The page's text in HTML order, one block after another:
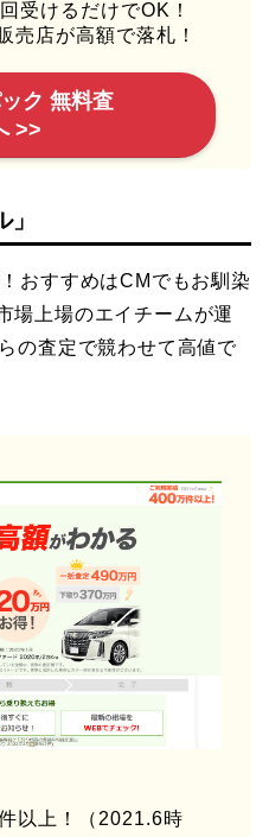
受けるだけでOK！
売店が高額で落札！
ク 無料査
>>
おすすめはCMでもお馴染
場上場のエイチームが運
の査定で競わせて高値で
以上！（2021.6時